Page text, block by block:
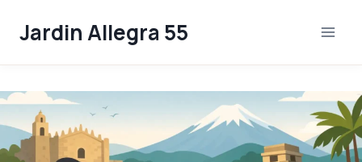
Jardin Allegra 55